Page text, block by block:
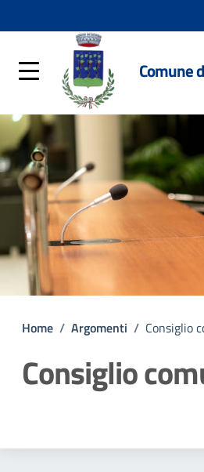
Comune
Home / Argomenti / Consiglio
Consiglio